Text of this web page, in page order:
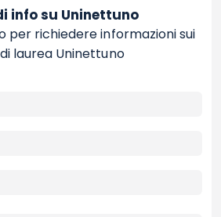
info su Uninettuno
per richiedere informazioni sui
laurea Uninettuno